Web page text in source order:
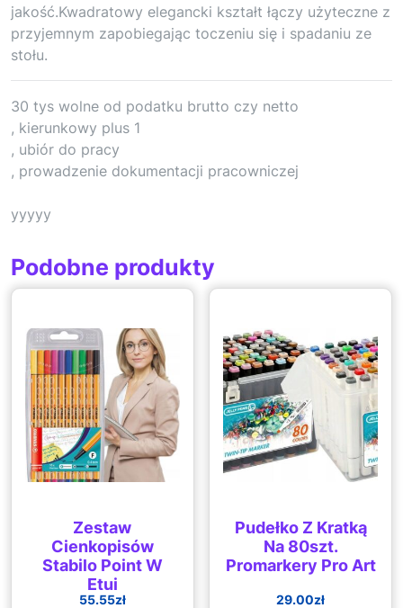
jakość.Kwadratowy elegancki kształt łączy użyteczne z
przyjemnym zapobiegając toczeniu się i spadaniu ze
stołu.
30 tys wolne od podatku brutto czy netto
, kierunkowy plus 1
, ubiór do pracy
, prowadzenie dokumentacji pracowniczej
yyyyy
Podobne produkty
Zestaw
Cienkopisów
Stabilo Point W
Etui
55.55zł
Pudełko Z Kratką
Na 80szt.
Promarkery Pro Art
29.00zł